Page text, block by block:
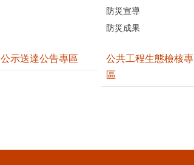
防災宣導
防災成果
公示送達公告專區
公共工程生態檢核專
區